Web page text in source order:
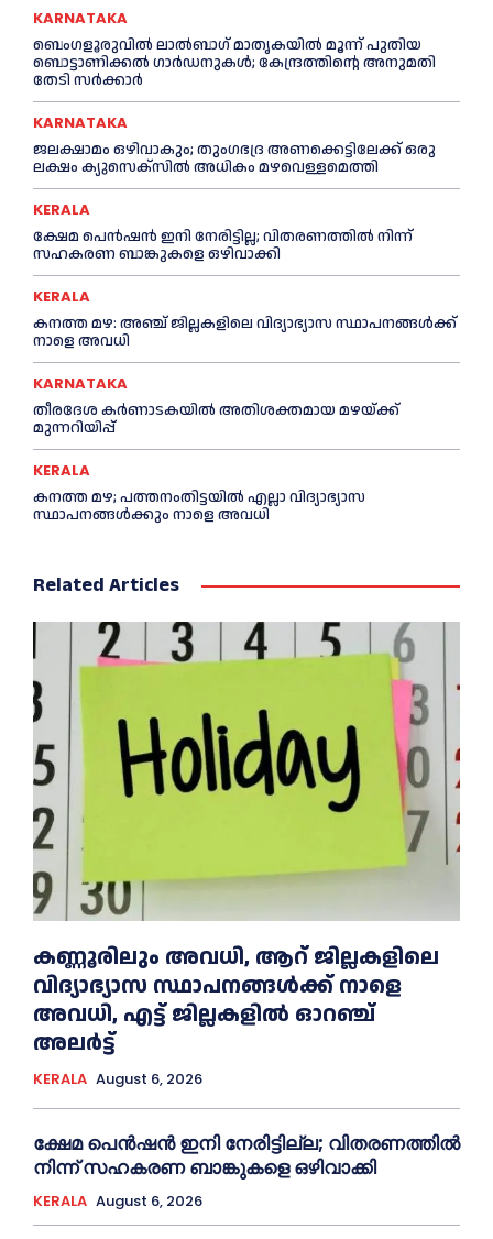
KARNATAKA
ബെംഗളൂരുവിൽ ലാൽബാഗ് മാതൃകയിൽ മൂന്ന് പുതിയ
ബൊട്ടാണിക്കൽ ഗാർഡനുകൾ; കേന്ദ്രത്തിന്റെ അനുമതി
തേടി സർക്കാർ
KARNATAKA
ജലക്ഷാമം ഒഴിവാകും; തുംഗഭദ്ര അണക്കെട്ടിലേക്ക് ഒരു
ലക്ഷം ക്യുസെക്സില്‍ അധികം മഴവെള്ളമെത്തി
KERALA
ക്ഷേമ പെൻഷൻ ഇനി നേരിട്ടില്ല; വിതരണത്തിൽ നിന്ന്
സഹകരണ ബാങ്കുകളെ ഒഴിവാക്കി
KERALA
കനത്ത മഴ: അഞ്ച് ജില്ലകളിലെ വിദ്യാഭ്യാസ സ്ഥാപനങ്ങൾക്ക്
നാളെ അവധി
KARNATAKA
തീരദേശ കർണാടകയിൽ അതിശക്തമായ മഴയ്ക്ക്
മുന്നറിയിപ്പ്
KERALA
കനത്ത മഴ; പത്തനംതിട്ടയില്‍ എല്ലാ വിദ്യാഭ്യാസ
സ്ഥാപനങ്ങള്‍ക്കും നാളെ അവധി
Related Articles
കണ്ണൂരിലും അവധി, ആറ് ജില്ലകളിലെ
വിദ്യാഭ്യാസ സ്ഥാപനങ്ങൾക്ക് നാളെ
അവധി, എട്ട് ജില്ലകളിൽ ഓറഞ്ച്
അലർട്ട്
KERALA August 6, 2026
ക്ഷേമ പെൻഷൻ ഇനി നേരിട്ടില്ല; വിതരണത്തിൽ
നിന്ന് സഹകരണ ബാങ്കുകളെ ഒഴിവാക്കി
KERALA August 6, 2026